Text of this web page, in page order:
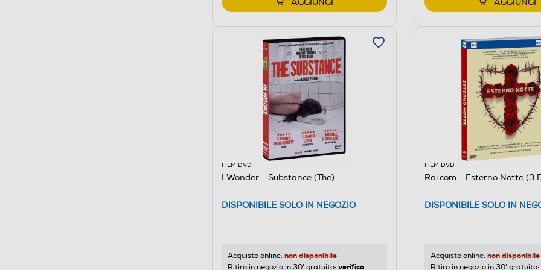
FILM DVD
I Wonder - Substance (The)
DISPONIBILE SOLO IN NEGOZIO
Acquisto online: non disponibile
Ritiro in negozio in 30' gratuito: verifica
FILM DVD
Rai.com - Esterno Notte (3
DISPONIBILE SOLO IN
Acquisto online: non disponibile
Ritiro in negozio in 30' gratuito: